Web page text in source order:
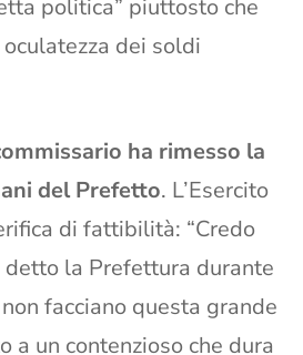
politica” piuttosto che
dei soldi
ha rimesso la
del Prefetto. L’Esercito
di fattibilità: “Credo
detto la Prefettura durante
facciano questa grande
a un contenzioso che dura